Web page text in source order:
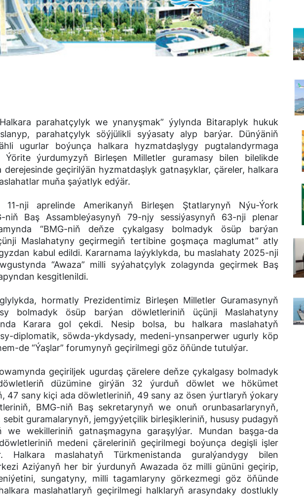
parahatçylyk we ynanyşmak” ýylynda Bitaraplyk hukuk
parahatçylyk söýjülikli syýasaty alyp barýar. Dünýäniň
ugurlar boýunça halkara hyzmatdaşlygy pugtalandyrmaga
Ýörite ýurdumyzyň Birleşen Milletler guramasy bilen bilelikde
derejesinde geçirilýän hyzmatdaşlyk gatnaşyklar, çäreler, halkara
muňa şaýatlyk edýär.
nji aprelinde Amerikanyň Birleşen Ştatlarynyň Nýu-Ýork
niň Baş Assambleýasynyň 79-njy sessiýasynyň 63-nji plenar
“BMG-niň deňze çykalgasy bolmadyk ösüp barýan
Maslahatyny geçirmegiň tertibine goşmaça maglumat” atly
kabul edildi. Kararnama laýyklykda, bu maslahaty 2025-nji
“Awaza” milli syýahatçylyk zolagynda geçirmek Baş
kesgitlenildi.
hormatly Prezidentimiz Birleşen Milletler Guramasynyň
bolmadyk ösüp barýan döwletleriniň üçünji Maslahatyny
Karara gol çekdi. Nesip bolsa, bu halkara maslahatyň
diplomatik, söwda-ykdysady, medeni-ynsanperwer ugurly köp
de “Ýaşlar” forumynyň geçirilmegi göz öňünde tutulýar.
geçiriljek ugurdaş çärelere deňze çykalgasy bolmadyk
düzümine girýän 32 ýurduň döwlet we hökümet
47 sany kiçi ada döwletleriniň, 49 sany az ösen ýurtlaryň ýokary
BMG-niň Baş sekretarynyň we onuň orunbasarlarynyň,
sebit guramalarynyň, jemgyýetçilik birleşikleriniň, hususy pudagyň
we wekilleriniň gatnaşmagyna garaşylýar. Mundan başga-da
medeni çäreleriniň geçirilmegi boýunça degişli işler
Halkara maslahatyň Türkmenistanda guralýandygy bilen
Aziýanyň her bir ýurdunyň Awazada öz milli gününi geçirip,
sungatyny, milli tagamlaryny görkezmegi göz öňünde
maslahatlaryň geçirilmegi halklaryň arasyndaky dostlukly